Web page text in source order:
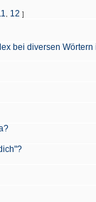
12 ]
bei diversen